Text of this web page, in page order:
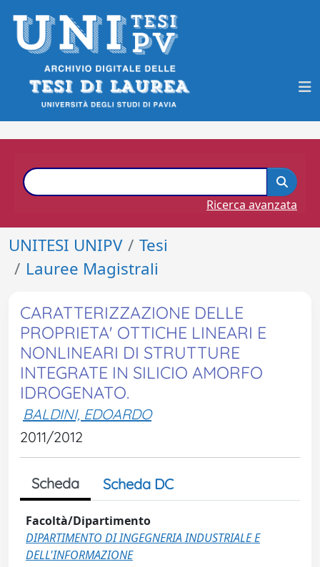
Ricerca avanzata
UNITESI UNIPV
Tesi
Lauree Magistrali
CARATTERIZZAZIONE DELLE
PROPRIETA' OTTICHE LINEARI E
NONLINEARI DI STRUTTURE
INTEGRATE IN SILICIO AMORFO
IDROGENATO.
BALDINI, EDOARDO
2011/2012
Scheda Scheda DC
Facoltà/Dipartimento
DIPARTIMENTO DI INGEGNERIA INDUSTRIALE E
DELL'INFORMAZIONE